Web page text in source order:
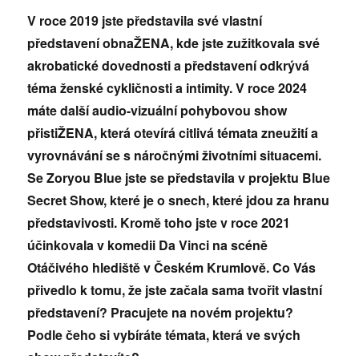
V roce 2019 jste představila své vlastní
představení obnaŽENA, kde jste zužitkovala své
akrobatické dovednosti a představení odkrývá
téma ženské cykličnosti a intimity. V roce 2024
máte další audio-vizuální pohybovou show
přistiŽENA, která otevírá citlivá témata zneužití a
vyrovnávání se s náročnými životními situacemi.
Se Zoryou Blue jste se představila v projektu Blue
Secret Show, které je o snech, které jdou za hranu
představivosti. Kromě toho jste v roce 2021
účinkovala v komedii Da Vinci na scéně
Otáčivého hlediště v Českém Krumlově. Co Vás
přivedlo k tomu, že jste začala sama tvořit vlastní
představení? Pracujete na novém projektu?
Podle čeho si vybíráte témata, která ve svých